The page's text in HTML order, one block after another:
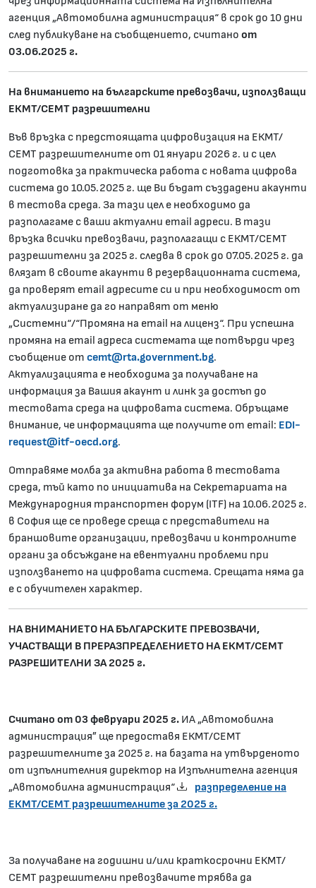
агенция „Автомобилна администрация“ в срок до 10 дни
след публикуване на съобщението, считано от
03.06.2025 г.
На вниманието на българските превозвачи, използващи
ЕКМТ/СЕМТ разрешителни
Във връзка с предстоящата цифровизация на ЕКМТ/
СЕМТ разрешителните от 01 януари 2026 г. и с цел
подготовка за практическа работа с новата цифрова
система до 10.05.2025 г. ще Ви бъдат създадени акаунти
в тестова среда. За тази цел е необходимо да
разполагаме с ваши актуални email адреси. В тази
връзка всички превозвачи, разполагащи с ЕКМТ/СЕМТ
разрешителни за 2025 г. следва в срок до 07.05.2025 г. да
влязат в своите акаунти в резервационната система,
да проверят email адресите си и при необходимост от
актуализиране да го направят от меню
„Системни“/“Промяна на email на лиценз“. При успешна
промяна на email адреса системата ще потвърди чрез
съобщение от cemt@rta.government.bg.
Актуализацията е необходима за получаване на
информация за Вашия акаунт и линк за достъп до
тестовата среда на цифровата система. Обръщаме
внимание, че информацията ще получите от email: EDI-
request@itf-oecd.org.
Отправяме молба за активна работа в тестовата
среда, тъй като по инициатива на Секретариата на
Международния транспортен форум (ITF) на 10.06.2025 г.
в София ще се проведе среща с представители на
браншовите организации, превозвачи и контролните
органи за обсъждане на евентуални проблеми при
използването на цифровата система. Срещата няма да
е с обучителен характер.
НА ВНИМАНИЕТО НА БЪЛГАРСКИТЕ ПРЕВОЗВАЧИ,
УЧАСТВАЩИ В ПРЕРАЗПРЕДЕЛЕНИЕТО НА ЕКМТ/СЕМТ
РАЗРЕШИТЕЛНИ ЗА 2025 г.
Считано от 03 февруари 2025 г. ИА „Автомобилна
администрация” ще предоставя ЕКМТ/СЕМТ
разрешителните за 2025 г. на базата на утвърденото
от изпълнителния директор на Изпълнителна агенция
„Автомобилна администрация“
разпределение на
ЕКМТ/СЕМТ разрешителните за 2025 г.
За получаване на годишни и/или краткосрочни ЕКМТ/
СЕМТ разрешителни превозвачите трябва да